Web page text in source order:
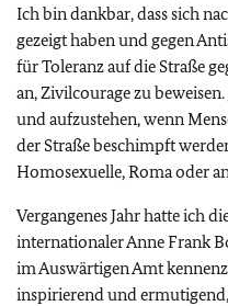
Ich bin dankbar, dass sich
gezeigt haben und gegen
für Toleranz auf die Straße
an, Zivilcourage zu
und aufzustehen, wenn
der Straße beschimpft
Homosexuelle, Roma oder
Vergangenes Jahr hatte ich
internationaler Anne Frank
im Auswärtigen Amt
inspirierend und